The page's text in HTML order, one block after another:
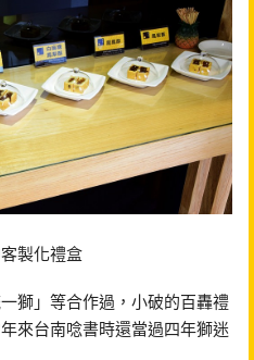
製化禮盒
獅」等合作過，小破的百轟禮
來台南唸書時還當過四年獅迷